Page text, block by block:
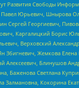
Развития Свободы
Павел Юрьевич, Шнырова
Сергей Георгиевич,
Каргалицкий Борис
Верховский
Збигневич, Жемкова
Алексеевич, Блинушов
Баженова Светлана
Залмановна, Кокорина